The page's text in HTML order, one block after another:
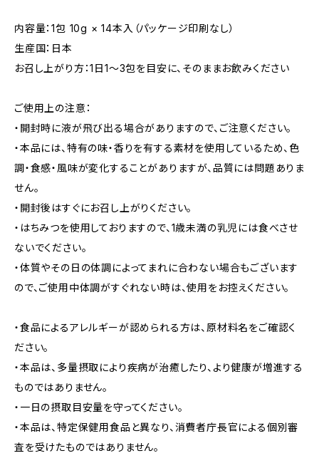
内容量：1包 10g × 14本入（パッケージ印刷なし）
生産国：日本
お召し上がり方：1日1～3包を目安に、そのままお飲みください
ご使用上の注意：
・開封時に液が飛び出る場合がありますので、ご注意ください。
・本品には、特有の味・香りを有する素材を使用しているため、色
調・食感・風味が変化することがありますが、品質には問題ありま
せん。
・開封後はすぐにお召し上がりください。
・はちみつを使用しておりますので、1歳未満の乳児には食べさせ
ないでください。
・体質やその日の体調によってまれに合わない場合もございます
ので、ご使用中体調がすぐれない時は、使用をお控えください。
・食品によるアレルギーが認められる方は、原材料名をご確認く
ださい。
・本品は、多量摂取により疾病が治癒したり、より健康が増進する
ものではありません。
・一日の摂取目安量を守ってください。
・本品は、特定保健用食品と異なり、消費者庁長官による個別審
査を受けたものではありません。